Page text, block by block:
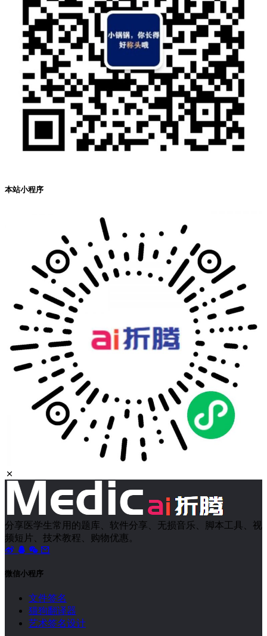
本站小程序
分享医学生常用的题库、软件分享、无损音乐、脚本工具、视
频短片、技术教程、购物优惠。
微信小程序
文件签名
猫狗翻译器
艺术签名设计